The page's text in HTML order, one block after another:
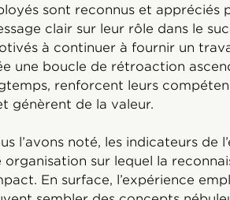
sont reconnus et appréciés
clair sur leur rôle dans le
à continuer à fournir un
une boucle de rétroaction
renforcent leurs
génèrent de la valeur.
l’avons noté, les indicateurs de
sur lequel la
En surface, l’expérience